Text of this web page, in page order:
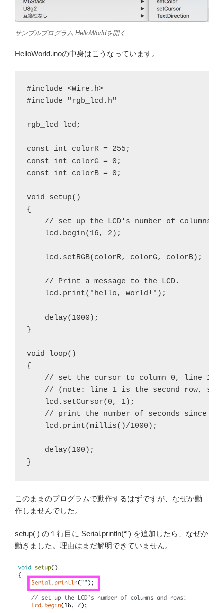
サンプルプログラム HelloWorldを開く
HelloWorld.inoの中身はこうなっています。
#include <Wire.h>
#include "rgb_lcd.h"
rgb_lcd lcd;
const int colorR = 255;
const int colorG = 0;
const int colorB = 0;
void setup()
{
// set up the LCD's number of columns
    lcd.begin(16, 2);
    lcd.setRGB(colorR, colorG, colorB);
    // Print a message to the LCD.
    lcd.print("hello, world!");
    delay(1000);
}
void loop()
{
    // set the cursor to column 0, line 1
// (note: line 1 is the second row,
    lcd.setCursor(0, 1);
// print the number of seconds since
    lcd.print(millis()/1000);
    delay(100);
このままのプログラムで動作するはずですが、なぜか動
作しませんでした。
setup( ) の１行目に Serial.println(“”) を追加したら、なぜか
動きました。理由はまだ解明できていません。